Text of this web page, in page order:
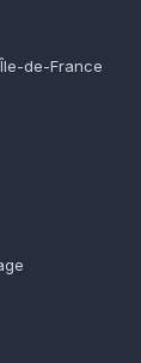
de-France